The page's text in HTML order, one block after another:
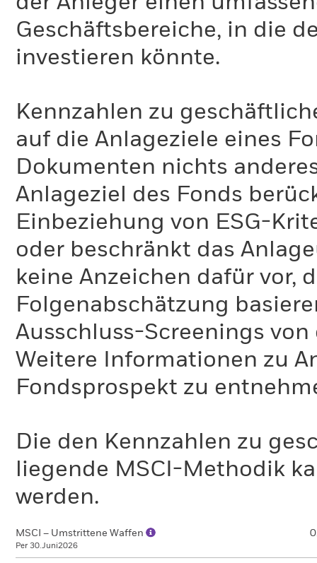
Geschäftsbereiche, in die
investieren könnte.
Kennzahlen zu
auf die Anlageziele eines
Dokumenten nichts
Anlageziel des Fonds
Einbeziehung von ESG-
oder beschränkt das
keine Anzeichen dafür vor,
Folgenabschätzung
Ausschluss-Screenings
Weitere Informationen zu
Fondsprospekt zu
Die den Kennzahlen zu
liegende MSCI-Methodik
werden.
MSCI – Umstrittene Waffen
Per 30.Juni2026